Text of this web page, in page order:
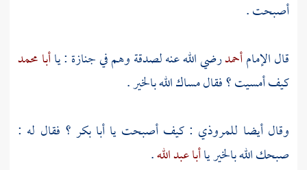
أصبحت .
قال الإمامأحمدرضي الله عنهلصدقةوهم في جنازة : ياأبا محمد
كيف أمسيت ؟ فقال مساك الله بالخير .
وقال أيضا للمروذي : كيف أصبحت ياأبا بكر ؟ فقال له :
صبحك الله بالخير ياأبا عبد الله.